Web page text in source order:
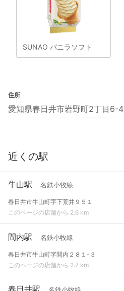
SUNAO バニラソフト
住所
愛知県春日井市岩野町2丁目6-4
近くの駅
牛山駅 名鉄小牧線
春日井市牛山町字下荒井９５１
このページの店舗から 2.6 km
間内駅 名鉄小牧線
春日井市牛山町字間内２８１-３
このページの店舗から 2.7 km
春日井駅